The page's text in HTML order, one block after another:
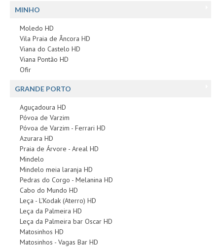
MINHO
Moledo HD
Vila Praia de Âncora HD
Viana do Castelo HD
Viana Pontão HD
Ofir
GRANDE PORTO
Aguçadoura HD
Póvoa de Varzim
Póvoa de Varzim - Ferrari HD
Azurara HD
Praia de Árvore - Areal HD
Mindelo
Mindelo meia laranja HD
Pedras do Corgo - Melanina HD
Cabo do Mundo HD
Leça - L'Kodak (Aterro) HD
Leça da Palmeira HD
Leça da Palmeira bar Oscar HD
Matosinhos HD
Matosinhos - Vagas Bar HD